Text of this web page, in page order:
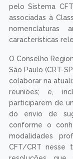
pelo Sistema
associadas à
nomenclaturas
características
O Conselho
São Paulo (CRT-
colaborar na
reuniões; e,
participarem de
do envio de
conforme o
modalidades
CFT/CRT nesse